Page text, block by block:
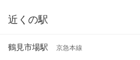
近くの駅
鶴見市場駅 京急本線